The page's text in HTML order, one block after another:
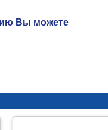
Вы можете